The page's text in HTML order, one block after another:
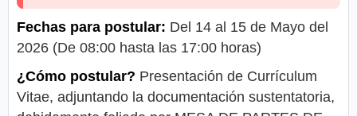
Fechas para postular: Del 14 al 15 de Mayo del
2026 (De 08:00 hasta las 17:00 horas)
¿Cómo postular? Presentación de Currículum
Vitae, adjuntando la documentación sustentatoria,